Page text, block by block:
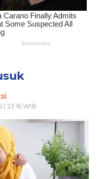
| 23:16 WIB